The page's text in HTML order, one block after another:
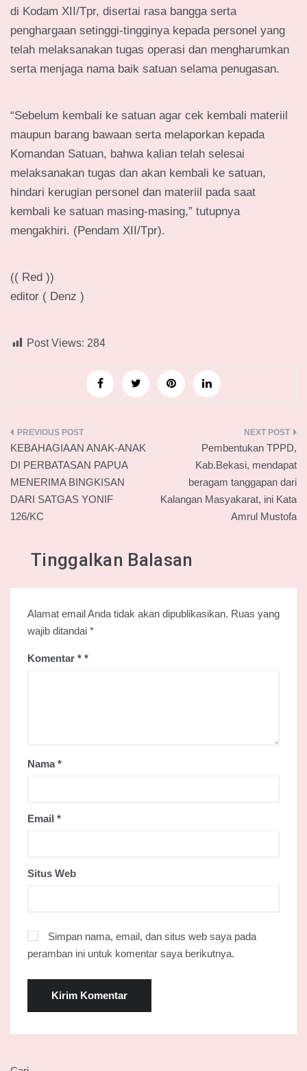
di Kodam XII/Tpr, disertai rasa bangga serta
penghargaan setinggi-tingginya kepada personel yang
telah melaksanakan tugas operasi dan mengharumkan
serta menjaga nama baik satuan selama penugasan.
“Sebelum kembali ke satuan agar cek kembali materiil
maupun barang bawaan serta melaporkan kepada
Komandan Satuan, bahwa kalian telah selesai
melaksanakan tugas dan akan kembali ke satuan,
hindari kerugian personel dan materiil pada saat
kembali ke satuan masing-masing,” tutupnya
mengakhiri. (Pendam XII/Tpr).
(( Red ))
editor ( Denz )
Post Views: 284
Navigasi
pos
KEBAHAGIAAN ANAK-ANAK
DI PERBATASAN PAPUA
MENERIMA BINGKISAN
DARI SATGAS YONIF
126/KC
Pembentukan TPPD,
Kab.Bekasi, mendapat
beragam tanggapan dari
Kalangan Masyakarat, ini Kata
Amrul Mustofa
Tinggalkan Balasan
Alamat email Anda tidak akan dipublikasikan. Ruas yang
wajib ditandai *
Komentar *
Nama*
Email *
Situs Web
Simpan nama, email, dan situs web saya pada
peramban ini untuk komentar saya berikutnya.